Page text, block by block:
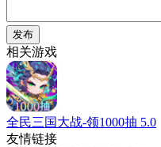
发布
相关游戏
全民三国大战-领1000抽 5.0
友情链接